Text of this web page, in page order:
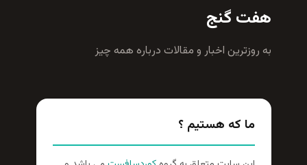
هفت گنج
به روزترين اخبار و مقالات درباره همه چيز
ما که هستیم ؟